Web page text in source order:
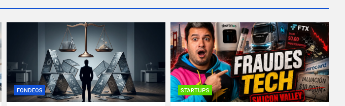
FONDEOS STARTUPS